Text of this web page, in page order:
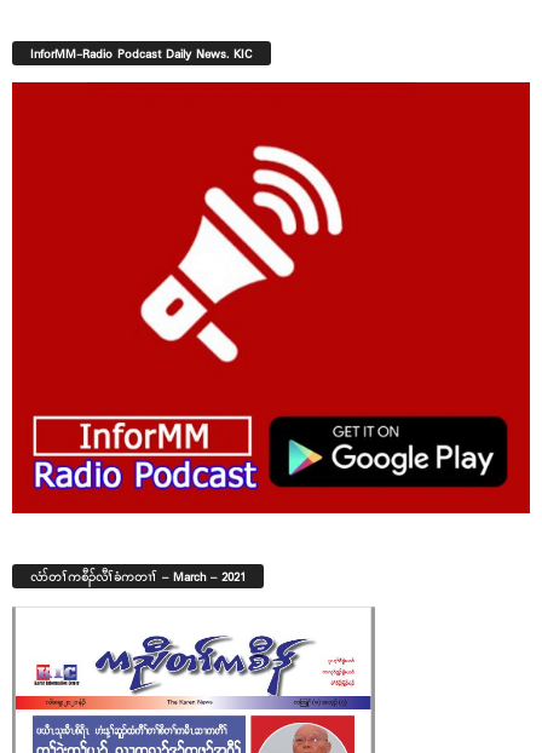
InforMM-Radio Podcast Daily News. KIC
လံာ်တၢ်ကစီၣ်လီၢ်ခံကတၢၢ် – March – 2021